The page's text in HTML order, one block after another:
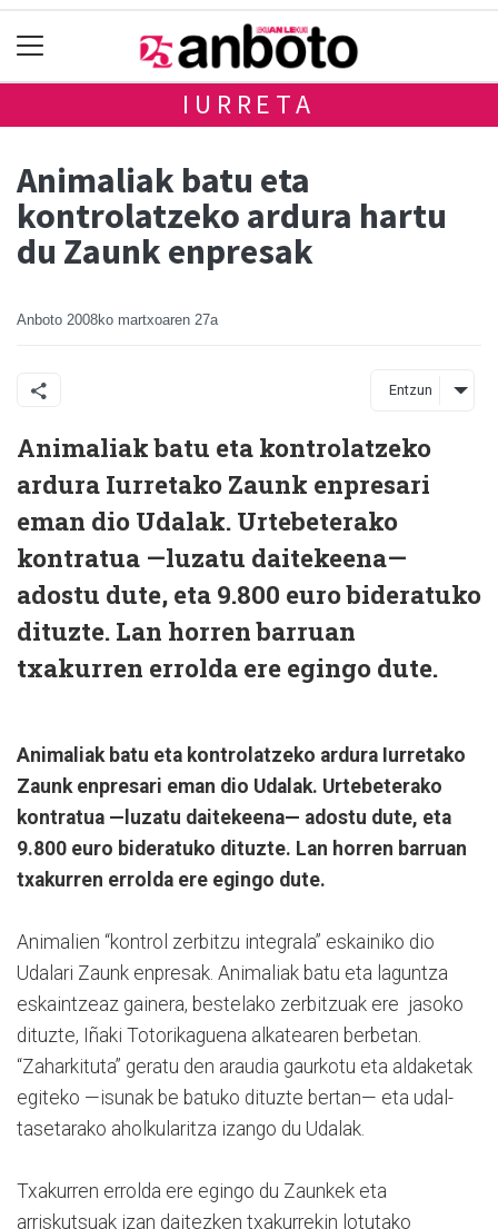
IURRETA
Animaliak batu eta
kontrolatzeko ardura hartu
du Zaunk enpresak
Anboto 2008ko martxoaren 27a
Entzun
Animaliak batu eta kontrolatzeko
ardura Iurretako Zaunk enpresari
eman dio Udalak. Urtebeterako
kontratua —luzatu daitekeena—
adostu dute, eta 9.800 euro bideratuko
dituzte. Lan horren barruan
txakurren errolda ere egingo dute.
Animaliak batu eta kontrolatzeko ardura Iurretako
Zaunk enpresari eman dio Udalak. Urtebeterako
kontratua —luzatu daitekeena— adostu dute, eta
9.800 euro bideratuko dituzte. Lan horren barruan
txakurren errolda ere egingo dute.
Animalien “kontrol zerbitzu integrala” eskainiko dio
Udalari Zaunk enpresak. Animaliak batu eta laguntza
eskaintzeaz gainera, bestelako zerbitzuak ere jasoko
dituzte, Iñaki Totorikaguena alkatearen berbetan.
“Zaharkituta” geratu den araudia gaurkotu eta aldaketak
egiteko —isunak be batuko dituzte bertan— eta udal-
tasetarako aholkularitza izango du Udalak.
Txakurren errolda ere egingo du Zaunkek eta
arriskutsuak izan daitezken txakurrekin lotutako